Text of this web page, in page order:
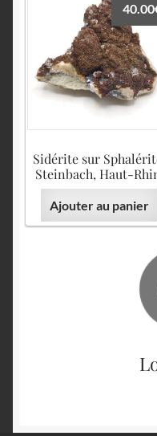
Sidérite sur
Steinbach, Haut-
40.00
Ajouter au panier